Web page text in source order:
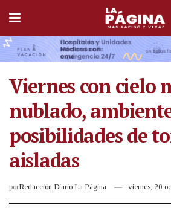
Viernes con cielo
nublado,
posibilidades de
aisladas
porRedacción Diario La Página viernes, 20